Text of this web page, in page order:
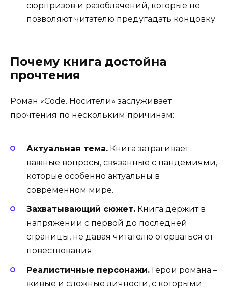
сюрпризов и разоблачений, которые не
позволяют читателю предугадать концовку.
Почему книга достойна
прочтения
Роман «Code. Носители» заслуживает
прочтения по нескольким причинам:
Актуальная тема. Книга затрагивает
важные вопросы, связанные с пандемиями,
которые особенно актуальны в
современном мире.
Захватывающий сюжет. Книга держит в
напряжении с первой до последней
страницы, не давая читателю оторваться от
повествования.
Реалистичные персонажи. Герои романа –
живые и сложные личности, с которыми